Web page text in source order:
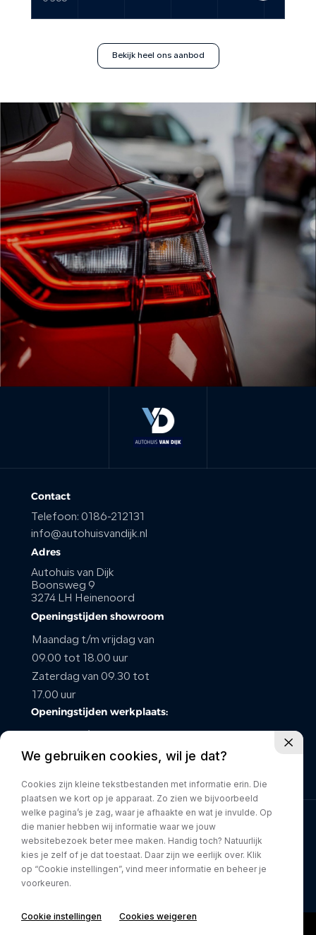
Bekijk heel ons aanbod
Contact
Telefoon: 0186-212131
info@autohuisvandijk.nl
Adres
Autohuis van Dijk
Boonsweg 9
3274 LH Heinenoord
Openingstijden showroom
Maandag t/m vrijdag van
09.00 tot 18.00 uur
Zaterdag van 09.30 tot
17.00 uur
Openingstijden werkplaats:
08.00 tot 17.00 uur
Privacy policy
We gebruiken cookies, wil je dat?
Cookies zijn kleine tekstbestanden met informatie erin. Die
plaatsen we kort op je apparaat. Zo zien we bijvoorbeeld
welke pagina’s je zag, waar je afhaakte en wat je invulde. Op
die manier hebben wij informatie waar we jouw
websitebezoek beter mee maken. Handig toch? Natuurlijk
kies je zelf of je dat toestaat. Daar zijn we eerlijk over. Klik
op “Cookie instellingen”, vind meer informatie en beheer je
voorkeuren.
Cookie instellingen Cookies weigeren